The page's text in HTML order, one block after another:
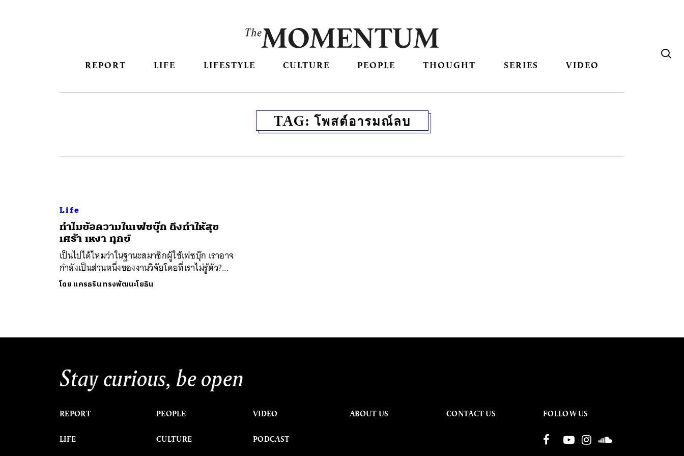
REPORT LIFE LIFESTYLE CULTURE PEOPLE THOUGHT SERIES VIDEO
TAG: โพสต์อารมณ์ลบ
Life
ทำไมข้อความในเฟซบุ๊ก ถึงทำให้สุข
เศร้า เหงา ทุกข์
เป็นไปได้ไหมว่าในฐานะสมาชิกผู้ใช้เฟซบุ๊ก เราอาจ
กำลังเป็นส่วนหนึ่งของงานวิจัยโดยที่เราไม่รู้ตัว?...
โดย แครธริน ทรงพัฒนะโยธิน
Stay curious, be open
REPORT
LIFE
PEOPLE
CULTURE
VIDEO
PODCAST
ABOUT US CONTACT US FOLLOW US